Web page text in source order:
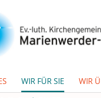
WIR FÜR SIE WIR